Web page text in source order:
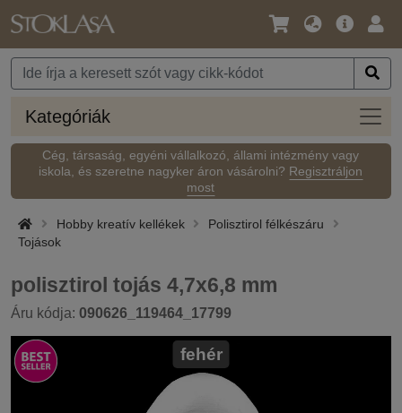
Nyelv
Pénznem
Fő
Kategóriák
Cég, társaság, egyéni vállalkozó, állami intézmény vagy
iskola, és szeretne nagyker áron vásárolni? Regisztráljon
most
Hobby kreatív kellékek
Polisztirol félkészáru
Tojások
polisztirol tojás 4,7x6,8 mm
Áru kódja: 090626_119464_17799
fehér